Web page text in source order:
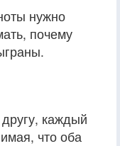
нужно
почему
каждый
что оба